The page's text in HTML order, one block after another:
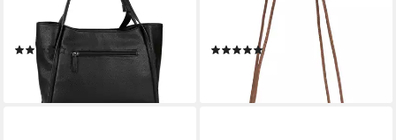
Streifen und einem feinen
Knoten
(1)
59,99 €
lieferbar - in 1-2 Werktagen bei dir
Tragetasche, Einkaufstasche,
Handtasche in modischer
Bast-Optik(1)
49,99 €
lieferbar - in 1-2 Werktagen bei dir